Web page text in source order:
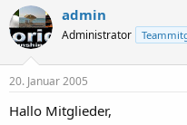
s
t
e
e
r
s
e
l
a
admin
Administrator
20. Januar 2005
Hallo Mitglieder,